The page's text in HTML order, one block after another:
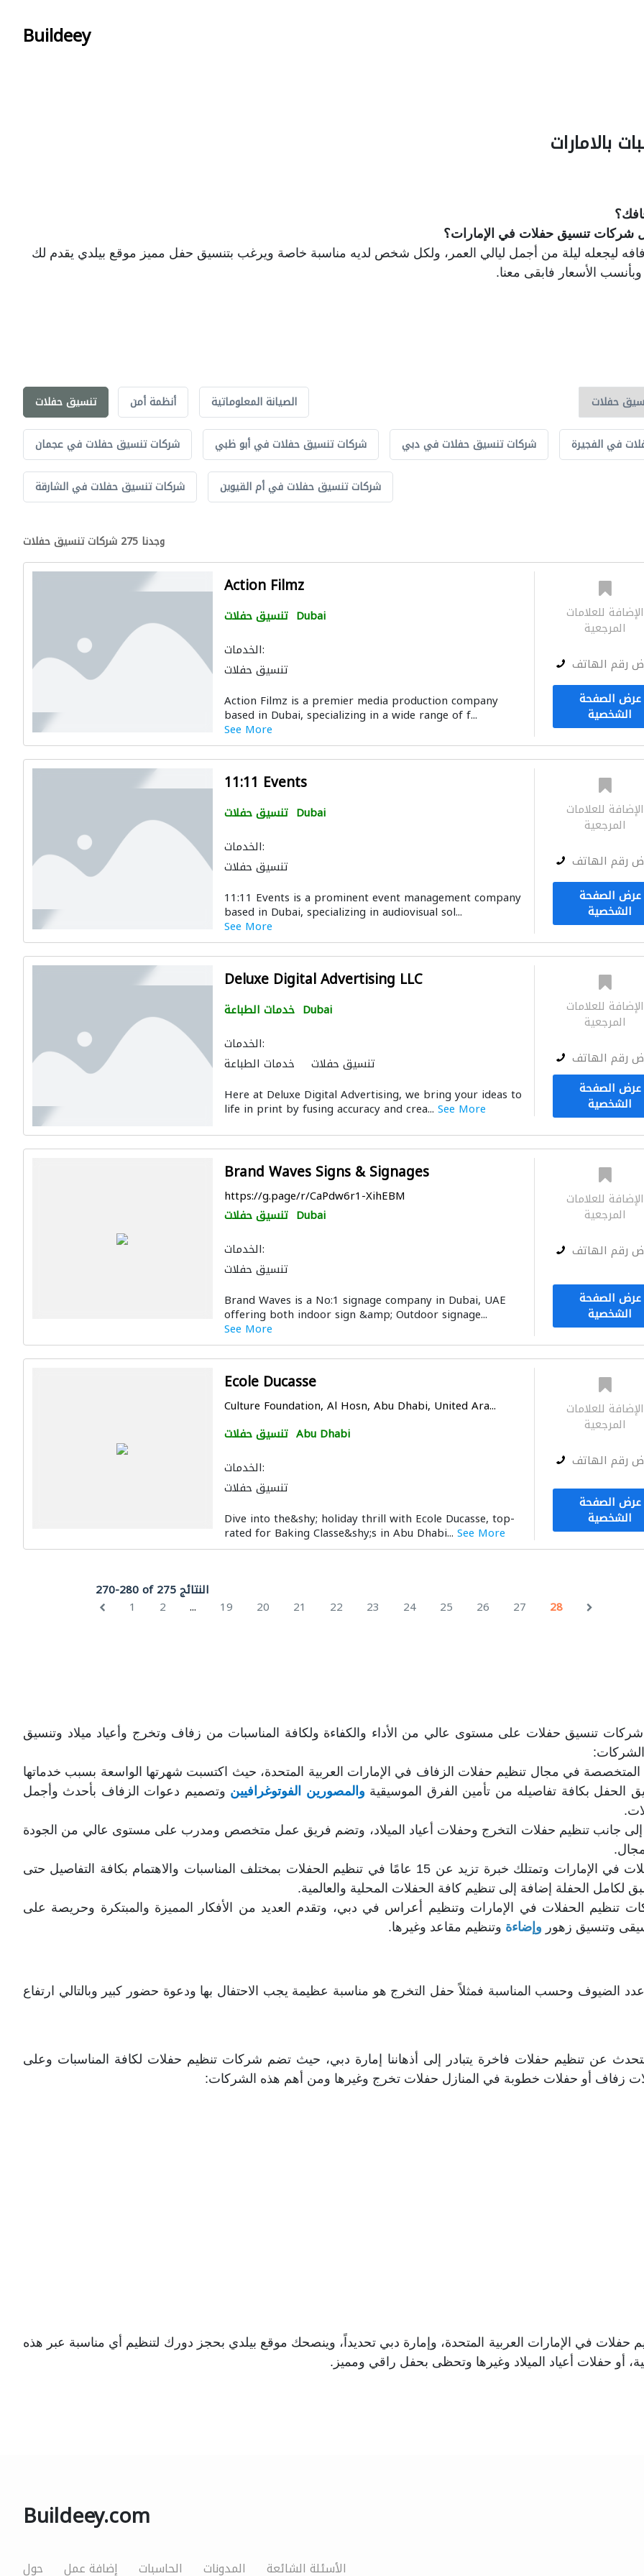
Buildeey
بالامارات
شركات تنسيق حفلات في الإمارات؟
ليجعله ليلة من أجمل ليالي العمر، ولكل شخص لديه مناسبة خاصة ويرغب بتنسيق حفل مميز موقع بيلدي يقدم لك
الأسعار فابقى معنا.
تنسيق حفلات أنظمة أمن الصيانة المعلوماتية
شركات تنسيق حفلات في عجمان شركات تنسيق حفلات في أبو ظبي شركات تنسيق حفلات في دبي في الفجيرة
شركات تنسيق حفلات في الشارقة شركات تنسيق حفلات في أم القيوين
وجدنا 275 شركات تنسيق حفلات
Action Filmz
تنسيق حفلات Dubai
الخدمات:
تنسيق حفلات
Action Filmz is a premier media production company
based in Dubai, specializing in a wide range of f...
See More
الإضافة للعلامات
المرجعية
رقم الهاتف
عرض الصفحة
الشخصية
11:11 Events
تنسيق حفلات Dubai
الخدمات:
تنسيق حفلات
11:11 Events is a prominent event management company
based in Dubai, specializing in audiovisual sol...
See More
الإضافة للعلامات
المرجعية
رقم الهاتف
عرض الصفحة
الشخصية
Deluxe Digital Advertising LLC
خدمات الطباعة Dubai
الخدمات:
خدمات الطباعة
تنسيق حفلات
Here at Deluxe Digital Advertising, we bring your ideas to
life in print by fusing accuracy and crea... See More
الإضافة للعلامات
المرجعية
رقم الهاتف
عرض الصفحة
الشخصية
Brand Waves Signs & Signages
https://g.page/r/CaPdw6r1-XihEBM
تنسيق حفلات Dubai
الخدمات:
تنسيق حفلات
Brand Waves is a No:1 signage company in Dubai, UAE
offering both indoor sign &amp; Outdoor signage...
See More
الإضافة للعلامات
المرجعية
رقم الهاتف
عرض الصفحة
الشخصية
Ecole Ducasse
Culture Foundation, Al Hosn, Abu Dhabi, United Ara...
تنسيق حفلات Abu Dhabi
الخدمات:
تنسيق حفلات
Dive into the&shy; holiday thrill with Ecole Ducasse, top-
rated for Baking Classe&shy;s in Abu Dhabi... See More
الإضافة للعلامات
المرجعية
رقم الهاتف
عرض الصفحة
الشخصية
270-280 of 275 النتائج
1
2 ... 19 20 21 22 23 24 25 26 27 28
من شركات تنسيق حفلات على مستوى عالي من الأداء والكفاءة ولكافة المناسبات من زفاف وتخرج وأعياد ميلاد وتنسيق
في مجال تنظيم حفلات الزفاف في الإمارات العربية المتحدة، حيث اكتسبت شهرتها الواسعة بسبب خدماتها
الحفل بكافة تفاصيله من تأمين الفرق الموسيقية والمصورين الفوتوغرافيين وتصميم دعوات
الزفاف بأحدث وأجمل
جانب تنظيم حفلات التخرج وحفلات أعياد الميلاد، وتضم فريق عمل متخصص ومدرب على مستوى عالي من الجودة
تعتبر من أشهر شركات تنظيم حفلات في الإمارات وتمتلك خبرة تزيد عن 15 عامًا في تنظيم الحفلات بمختلف المناسبات والاهتمام بكافة التفاصيل حتى
الحفلة إضافة إلى تنظيم كافة الحفلات المحلية والعالمية.
تنظيم الحفلات في الإمارات وتنظيم أعراس في دبي، وتقدم العديد من الأفكار المميزة والمبتكرة وحريصة على
وتنسيق زهور و إضاءة وتنظيم مقاعد وغيرها.
الضيوف وحسب المناسبة فمثلاً حفل التخرج هو مناسبة عظيمة يجب الاحتفال بها ودعوة حضور كبير وبالتالي ارتفاع
عن تنظيم حفلات فاخرة يتبادر إلى أذهاننا إمارة دبي، حيث تضم شركات تنظيم حفلات لكافة المناسبات وعلى
زفاف أو حفلات خطوبة في المنازل حفلات تخرج وغيرها ومن أهم هذه الشركات:
في الإمارات العربية المتحدة، وإمارة دبي تحديداً، وينصحك موقع بيلدي بحجز دورك لتنظيم أي مناسبة عبر هذه
أو حفلات أعياد الميلاد وغيرها وتحظى بحفل راقي ومميز .
Buildeey.com
حول إضافة عمل الحاسبات المدونات الأسئلة الشائعة